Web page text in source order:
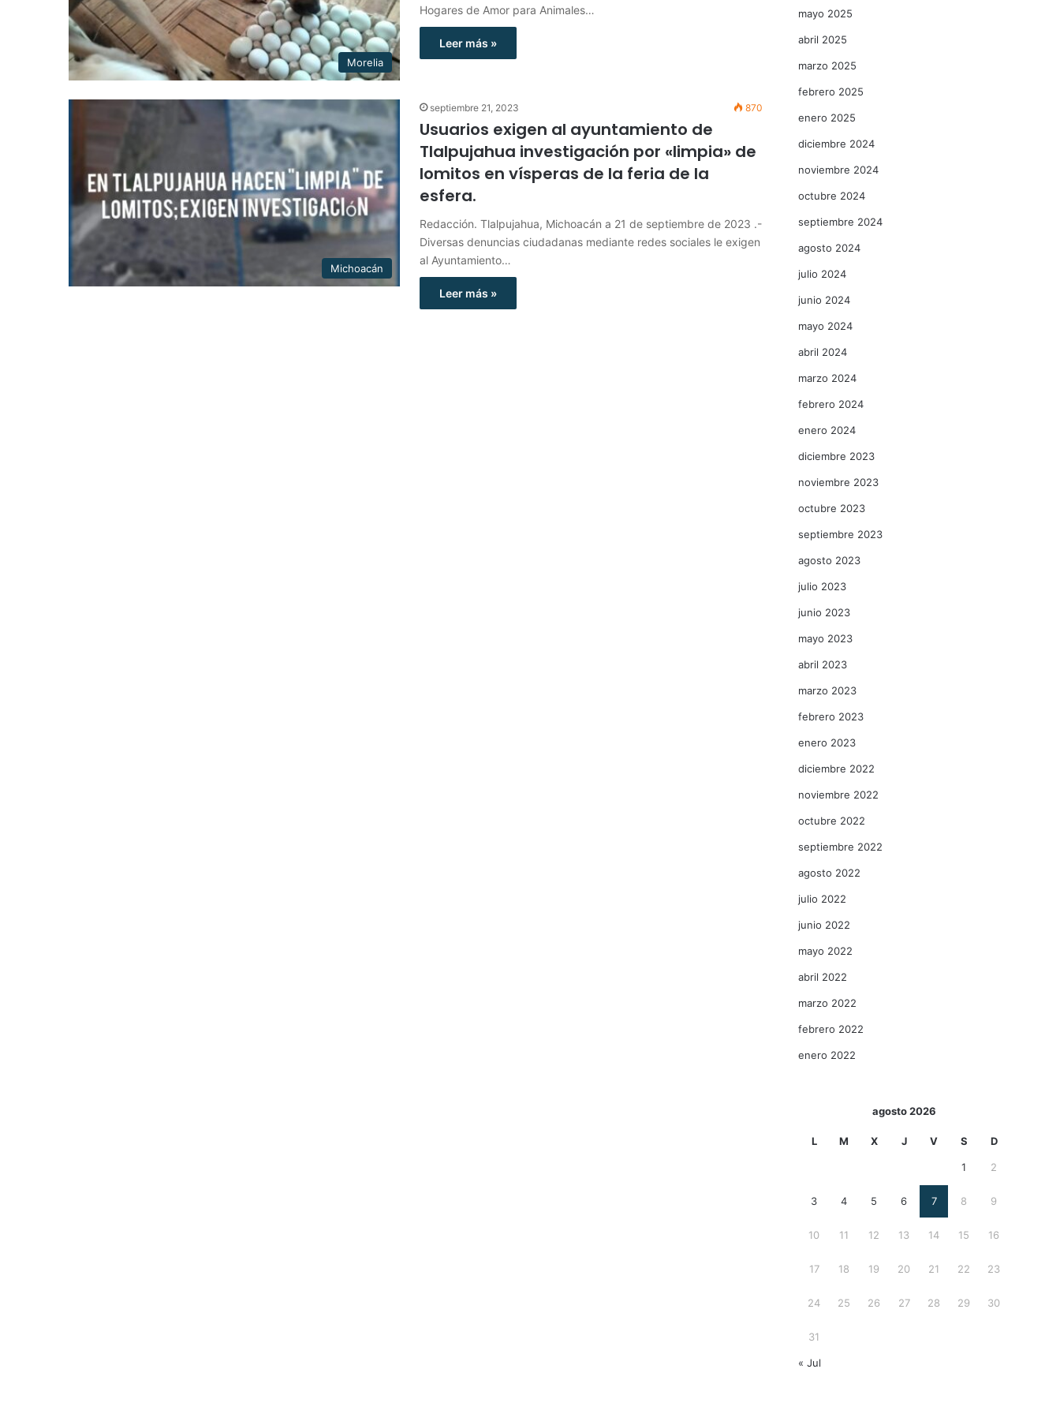
Morelia
Hogares de Amor para Animales…
Leer más »
Michoacán
septiembre 21, 2023 870
Usuarios exigen al ayuntamiento de
Tlalpujahua investigación por «limpia» de
lomitos en vísperas de la feria de la
esfera.
Redacción. Tlalpujahua, Michoacán a 21 de septiembre de 2023 .-
Diversas denuncias ciudadanas mediante redes sociales le exigen
al Ayuntamiento…
Leer más »
mayo 2025
abril 2025
marzo 2025
febrero 2025
enero 2025
diciembre 2024
noviembre 2024
octubre 2024
septiembre 2024
agosto 2024
julio 2024
junio 2024
mayo 2024
abril 2024
marzo 2024
febrero 2024
enero 2024
diciembre 2023
noviembre 2023
octubre 2023
septiembre 2023
agosto 2023
julio 2023
junio 2023
mayo 2023
abril 2023
marzo 2023
febrero 2023
enero 2023
diciembre 2022
noviembre 2022
octubre 2022
septiembre 2022
agosto 2022
julio 2022
junio 2022
mayo 2022
abril 2022
marzo 2022
febrero 2022
enero 2022
agosto 2026
L M X J V S D
1 2
3 4 5 6 7 8 9
10 11 12 13 14 15 16
17 18 19 20 21 22 23
24 25 26 27 28 29 30
31
« Jul